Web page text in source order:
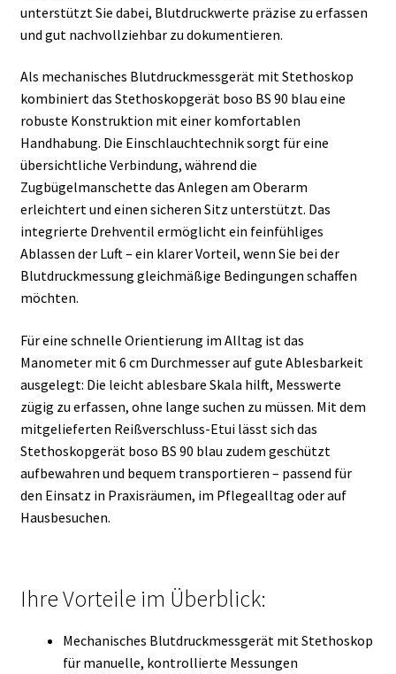
unterstützt Sie dabei, Blutdruckwerte präzise zu erfassen
und gut nachvollziehbar zu dokumentieren.
Als mechanisches Blutdruckmessgerät mit Stethoskop
kombiniert das Stethoskopgerät boso BS 90 blau eine
robuste Konstruktion mit einer komfortablen
Handhabung. Die Einschlauchtechnik sorgt für eine
übersichtliche Verbindung, während die
Zugbügelmanschette das Anlegen am Oberarm
erleichtert und einen sicheren Sitz unterstützt. Das
integrierte Drehventil ermöglicht ein feinfühliges
Ablassen der Luft – ein klarer Vorteil, wenn Sie bei der
Blutdruckmessung gleichmäßige Bedingungen schaffen
möchten.
Für eine schnelle Orientierung im Alltag ist das
Manometer mit 6 cm Durchmesser auf gute Ablesbarkeit
ausgelegt: Die leicht ablesbare Skala hilft, Messwerte
zügig zu erfassen, ohne lange suchen zu müssen. Mit dem
mitgelieferten Reißverschluss-Etui lässt sich das
Stethoskopgerät boso BS 90 blau zudem geschützt
aufbewahren und bequem transportieren – passend für
den Einsatz in Praxisräumen, im Pflegealltag oder auf
Hausbesuchen.
Ihre Vorteile im Überblick:
Mechanisches Blutdruckmessgerät mit Stethoskop
für manuelle, kontrollierte Messungen